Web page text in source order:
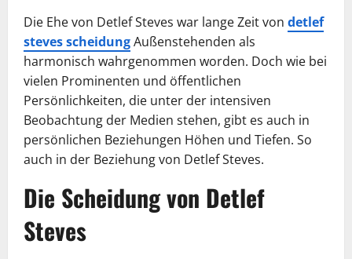
Die Ehe von Detlef Steves war lange Zeit von detlef
steves scheidungAußenstehenden als
harmonisch wahrgenommen worden. Doch wie bei
vielen Prominenten und öffentlichen
Persönlichkeiten, die unter der intensiven
Beobachtung der Medien stehen, gibt es auch in
persönlichen Beziehungen Höhen und Tiefen. So
auch in der Beziehung von Detlef Steves.
Die Scheidung von Detlef
Steves